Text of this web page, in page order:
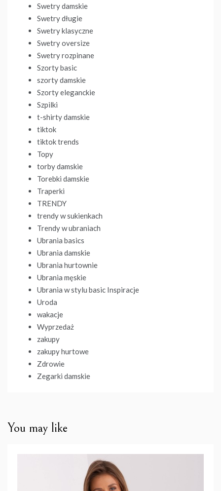
Swetry damskie
Swetry długie
Swetry klasyczne
Swetry oversize
Swetry rozpinane
Szorty basic
szorty damskie
Szorty eleganckie
Szpilki
t-shirty damskie
tiktok
tiktok trends
Topy
torby damskie
Torebki damskie
Traperki
TRENDY
trendy w sukienkach
Trendy w ubraniach
Ubrania basics
Ubrania damskie
Ubrania hurtownie
Ubrania męskie
Ubrania w stylu basic Inspiracje
Uroda
wakacje
Wyprzedaż
zakupy
zakupy hurtowe
Zdrowie
Zegarki damskie
You may like